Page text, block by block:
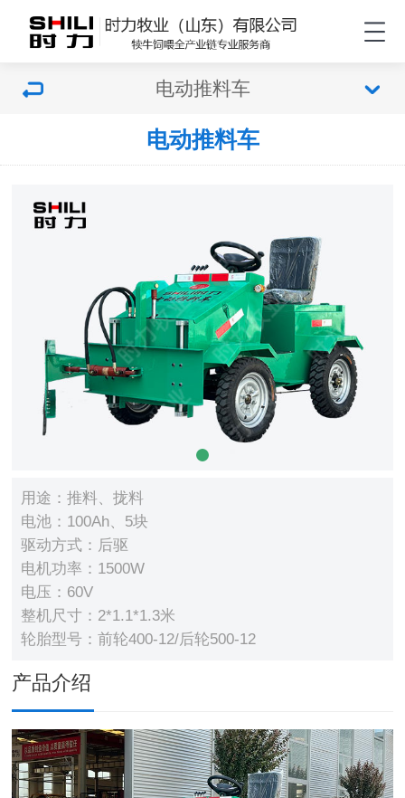
电动推料车
电动推料车
用途：推料、拢料
电池：100Ah、5块
驱动方式：后驱
电机功率：1500W
电压：60V
整机尺寸：2*1.1*1.3米
轮胎型号：前轮400-12/后轮500-12
产品介绍